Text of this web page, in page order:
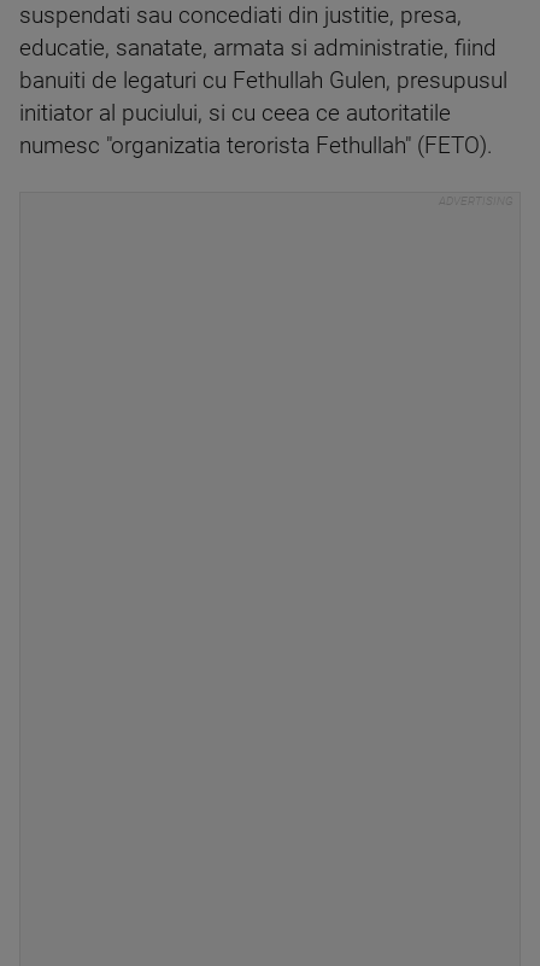
suspendati sau concediati din justitie, presa,
educatie, sanatate, armata si administratie, fiind
banuiti de legaturi cu Fethullah Gulen, presupusul
initiator al puciului, si cu ceea ce autoritatile
numesc "organizatia terorista Fethullah" (FETO).